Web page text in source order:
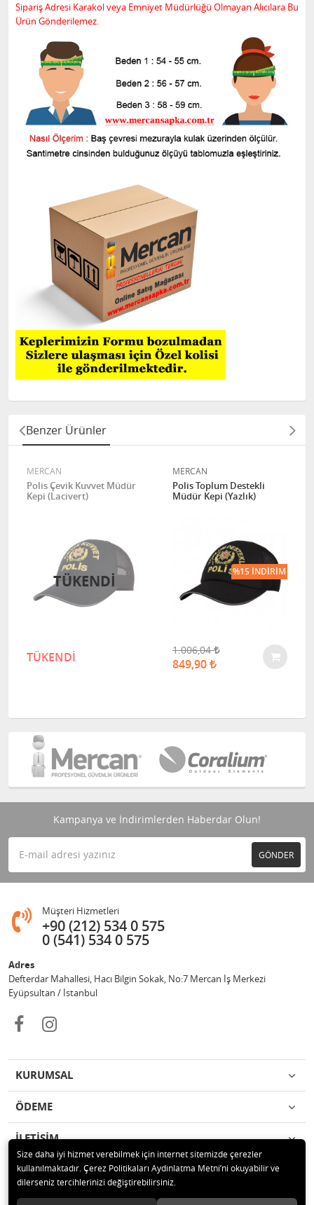
Sipariş Adresi Karakol veya Emniyet Müdürlüğü Olmayan Alıcılara Bu
Ürün Gönderilemez.
Benzer Ürünler
MERCAN
Polis Çevik Kuvvet Müdür
Kepi (Lacivert)
TÜKENDİ
TÜKENDI
MERCAN
Polis Toplum Destekli
Müdür Kepi (Yazlık)
1.006,04
849,90
%15 İNDIRIM
Kampanya ve İndirimlerden Haberdar Olun!
GÖNDER
Müşteri Hizmetleri
+90 (212) 534 0 575
0 (541) 534 0 575
Adres
Defterdar Mahallesi, Hacı Bilgin Sokak, No:7 Mercan İş Merkezi
Eyüpsultan / İstanbul
KURUMSAL
ÖDEME
İLETİŞİM
© 2018 MERCAN PROFESYONEL GÜVENLİK ÜRÜNLERİ Tüm hakları
saklıdır.
Size daha iyi hizmet verebilmek için internet sitemizde çerezler
kullanılmaktadır. Çerez Politikaları Aydınlatma Metni’ni okuyabilir ve
dilerseniz tercihlerinizi değiştirebilirsiniz.